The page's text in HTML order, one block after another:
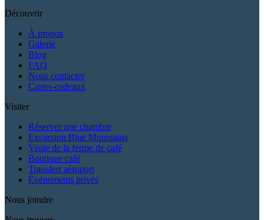
Découvrir
À propos
Galerie
Blog
FAQ
Nous contacter
Cartes-cadeaux
Visiter
Réserver une chambre
Excursion Blue Mountains
Visite de la ferme de café
Boutique café
Transfert aéroport
Événements privés
Nous joindre